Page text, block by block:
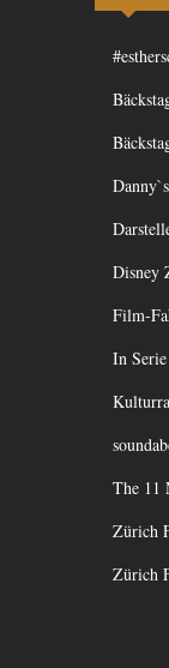
Disney
Film-
In Serie
The 11
Zürich
Zürich